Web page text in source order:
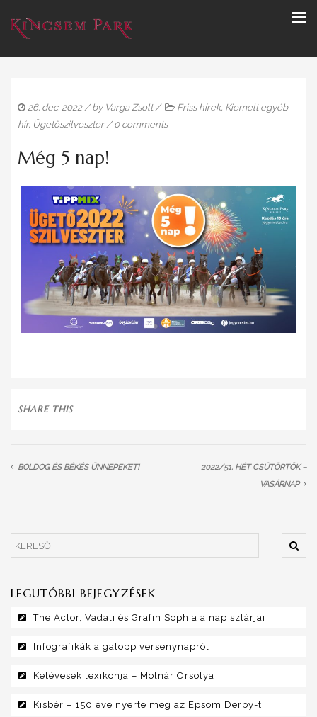
26. dec. 2022/ by Varga Zsolt/ Friss hírek, Kiemelt egyéb
hír, Ügetőszilveszter/0 comments
Még 5 nap!
SHARE THIS
BOLDOG ÉS BÉKÉS ÜNNEPEKET!
2022/51. HÉT CSÜTÖRTÖK –
VASÁRNAP
LEGUTÓBBI BEJEGYZÉSEK
The Actor, Vadali és Gräfin Sophia a nap sztárjai
Infografikák a galopp versenynapról
Kétévesek lexikonja – Molnár Orsolya
Kisbér – 150 éve nyerte meg az Epsom Derby-t